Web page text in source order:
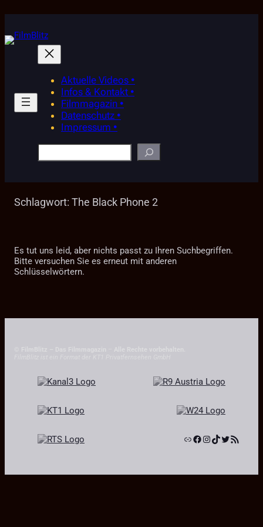
springen
Aktuelle Videos •
Infos & Kontakt •
Filmmagazin •
Datenschutz •
Impressum •
Suchen
Schlagwort: The Black Phone 2
Es tut uns leid, aber nichts passt zu Ihren Suchbegriffen.
Bitte versuchen Sie es erneut mit anderen
Schlüsselwörtern.
LinkFacebook
Instagram
TikTok
Twitter
RSS-Feed